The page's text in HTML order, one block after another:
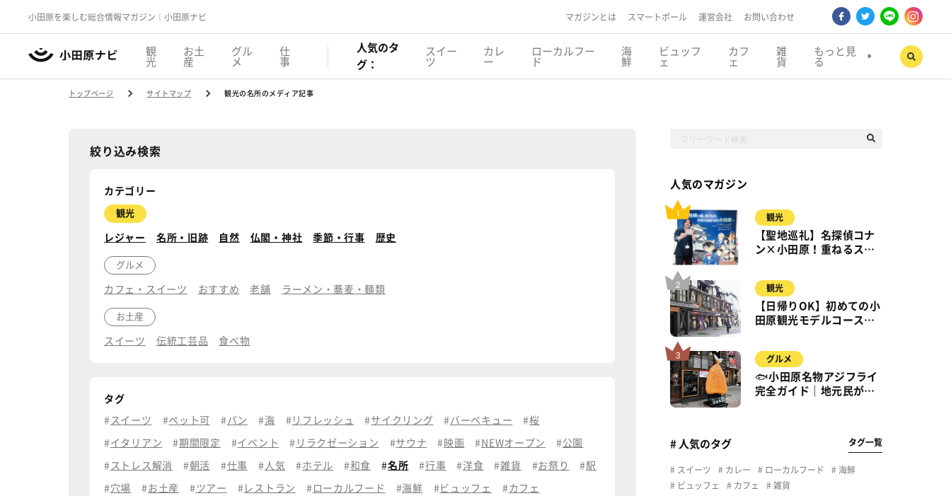
小田原を楽しむ総合情報マガジン｜小田原ナビ マガジンとは スマートポール 運営会社 お問い合わせ
観
光
お土
産
グル
メ
仕
事
人気のタ
グ：
スイー
ツ
カレ
ー
ローカルフー
ド
海
鮮
ビュッフ
ェ
カフ
ェ
雑
貨
もっと見
る
トップページ サイトマップ 観光の名所のメディア記事
絞り込み検索
カテゴリー
観光
レジャー 名所・旧跡 自然 仏閣・神社 季節・行事 歴史
グルメ
カフェ・スイーツ おすすめ 老舗 ラーメン・蕎麦・麺類
お土産
スイーツ 伝統工芸品 食べ物
タグ
スイーツ ペット可 パン 海 リフレッシュ サイクリング バーベキュー 桜
イタリアン 期間限定 イベント リラクゼーション サウナ 映画 NEWオープン 公園
ストレス解消 朝活 仕事 人気 ホテル 和食 名所 行事 洋食 雑貨 お祭り 駅
穴場 お土産 ツアー レストラン ローカルフード 海鮮 ビュッフェ カフェ
人気のマガジン
観光
【聖地巡礼】名探偵コナ
ン×小田原！重ねるスタ
で】小田原・箱根・湯河
原
観光
【日帰りOK】初めての小
田原観光モデルコース｜
満喫
グルメ
🐟小田原名物アジフライ
完全ガイド｜地元民が通
# 人気のタグ タグ一覧
スイーツ カレー ローカルフード
海鮮
ビュッフェ
カフェ 雑貨